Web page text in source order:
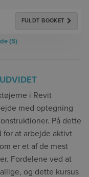
FULDT BOOKET
(5)
i Revit
med optegning
På dette
for at arbejde aktivt
er et af de mest
Fordelene ved at
og dette kursus